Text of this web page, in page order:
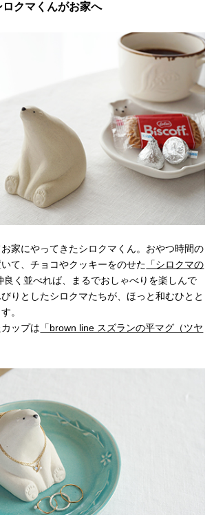
クマくんがお家へ
家にやってきたシロクマくん。おやつ時間の
て、チョコやクッキーをのせた 「シロクマの
良く並べれば、まるでおしゃべりを楽しんで
りとしたシロクマたちが、ほっと和むひとと
。
ップは 「brown line スズランの平マグ（ツヤ